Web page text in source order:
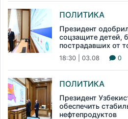
ПОЛИТИКА
Президент
соцзащите детей,
пострадавших от
18:30 | 03.08 0
ПОЛИТИКА
Президент
обеспечить
нефтепродуктов